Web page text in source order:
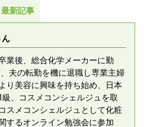
最新記事
ん
業後、総合化学メーカーに勤
夫の転勤を機に退職し専業主婦
り美容に興味を持ち始め、日本
、コスメコンシェルジュを取
スメコンシェルジュとして化粧
するオンライン勉強会に参加